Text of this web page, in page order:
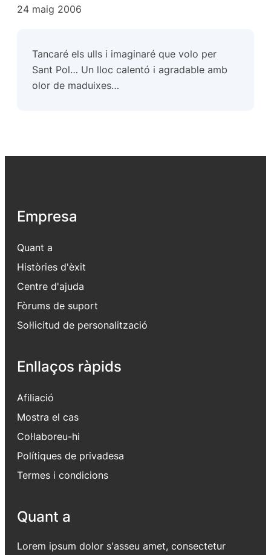
24 maig 2006
Tancaré els ulls i imaginaré que volo per
Sant Pol… Un lloc calentó i agradable amb
olor de maduixes…
Empresa
Quant a
Històries d'èxit
Centre d'ajuda
Fòrums de suport
Sol·licitud de personalització
Enllaços ràpids
Afiliació
Mostra el cas
Col·laboreu-hi
Polítiques de privadesa
Termes i condicions
Quant a
Lorem ipsum dolor s'asseu amet, consectetur